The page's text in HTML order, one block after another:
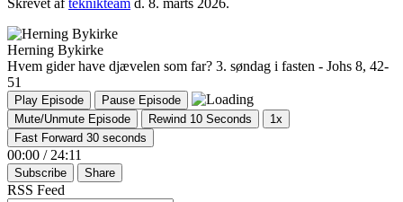
Herning Bykirke
Hvem gider have djævelen som far? 3. søndag i fasten - Johs 8, 42-
51
Play Episode
Pause Episode
Mute/Unmute Episode
Rewind 10 Seconds
1x
Fast Forward 30 seconds
00:00 / 24:11
Subscribe Share
RSS Feed